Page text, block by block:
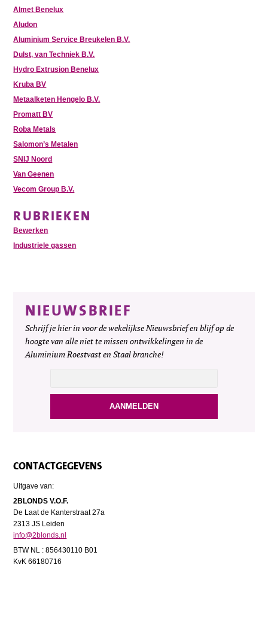
Almet Benelux
Aludon
Aluminium Service Breukelen B.V.
Dulst, van Techniek B.V.
Hydro Extrusion Benelux
Kruba BV
Metaalketen Hengelo B.V.
Promatt BV
Roba Metals
Salomon’s Metalen
SNIJ Noord
Van Geenen
Vecom Group B.V.
RUBRIEKEN
Bewerken
Industriele gassen
NIEUWSBRIEF
Schrijf je hier in voor de wekelijkse Nieuwsbrief en blijf op de
hoogte van alle niet te missen ontwikkelingen in de
Aluminium Roestvast en Staal branche!
CONTACTGEGEVENS
Uitgave van:
2BLONDS V.O.F.
De Laat de Kanterstraat 27a
2313 JS Leiden
info@2blonds.nl
BTW NL : 856430110 B01
KvK 66180716